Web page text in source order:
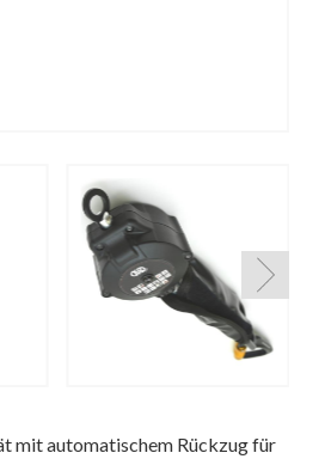
mit automatischem Rückzug für